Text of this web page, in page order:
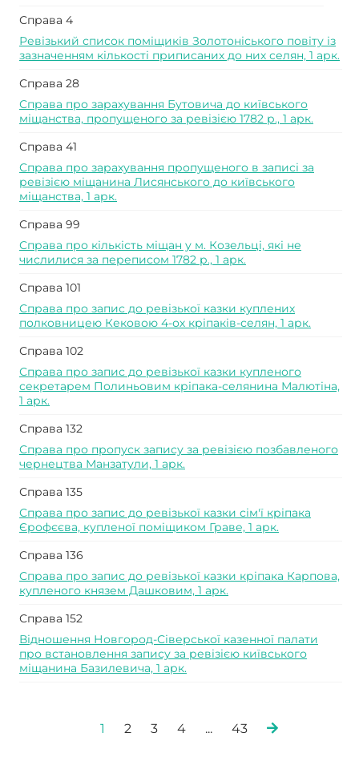
Справа 4
Ревізький список поміщиків Золотоніського повіту із
зазначенням кількості приписаних до них селян, 1 арк.
Справа 28
Справа про зарахування Бутовича до київського
міщанства, пропущеного за ревізією 1782 р., 1 арк.
Справа 41
Справа про зарахування пропущеного в записі за
ревізією міщанина Лисянського до київського
міщанства, 1 арк.
Справа 99
Справа про кількість міщан у м. Козельці, які не
числилися за переписом 1782 р., 1 арк.
Справа 101
Справа про запис до ревізької казки куплених
полковницею Кековою 4-ох кріпаків-селян, 1 арк.
Справа 102
Справа про запис до ревізької казки купленого
секретарем Полиньовим кріпака-селянина Малютіна,
1 арк.
Справа 132
Справа про пропуск запису за ревізією позбавленого
чернецтва Манзатули, 1 арк.
Справа 135
Справа про запис до ревізької казки сім'ї кріпака
Єрофєєва, купленої поміщиком Граве, 1 арк.
Справа 136
Справа про запис до ревізької казки кріпака Карпова,
купленого князем Дашковим, 1 арк.
Справа 152
Відношення Новгород-Сіверської казенної палати
про встановлення запису за ревізією київського
міщанина Базилевича, 1 арк.
1 2 3 4 ... 43